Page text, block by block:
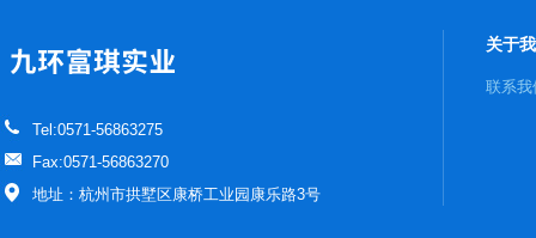
Tel:0571-56863275
Fax:0571-56863270
地址：杭州市拱墅区康桥工业园康乐路3号
关于
联系我